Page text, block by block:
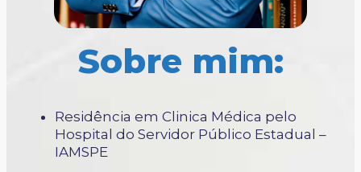
Sobre mim:
Residência em Clinica Médica pelo
Hospital do Servidor Público Estadual –
IAMSPE